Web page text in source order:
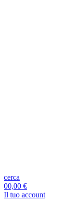
cerca
00,00 €
Il tuo account